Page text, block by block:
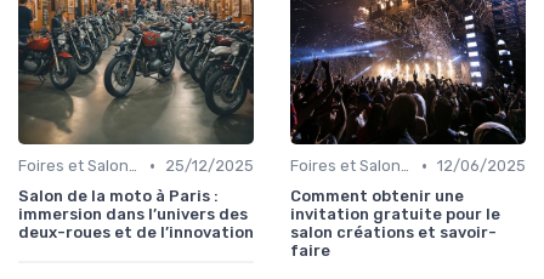
Foires et Salons Grand Public •
25/12/2025
Salon de la moto à Paris :
immersion dans l’univers des
deux-roues et de l’innovation
Foires et Salons Grand Public • 12/06/2025
Comment obtenir une
invitation gratuite pour le
salon créations et savoir-
faire